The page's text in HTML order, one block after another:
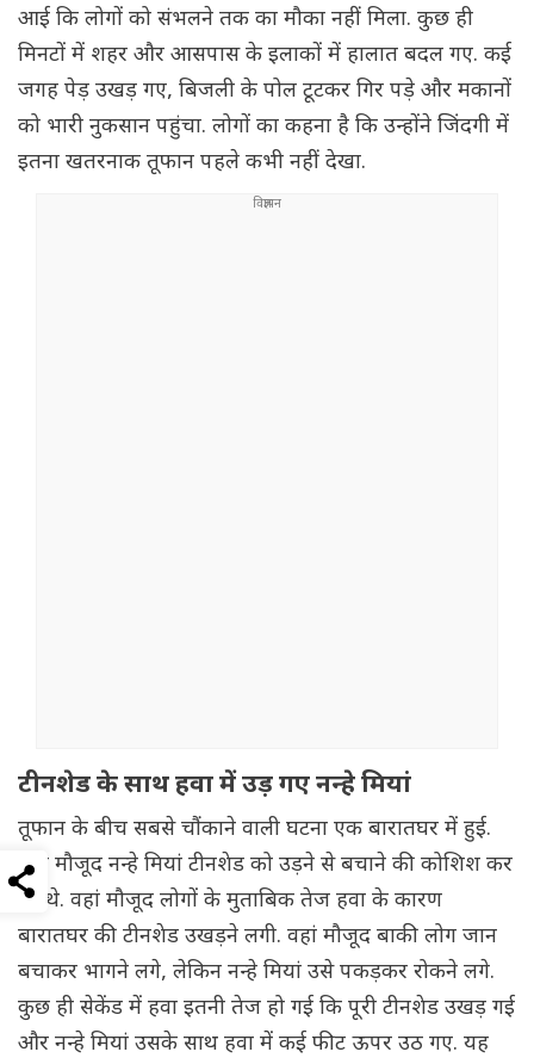
आई कि लोगों को संभलने तक का मौका नहीं मिला. कुछ ही
मिनटों में शहर और आसपास के इलाकों में हालात बदल गए. कई
जगह पेड़ उखड़ गए, बिजली के पोल टूटकर गिर पड़े और मकानों
को भारी नुकसान पहुंचा. लोगों का कहना है कि उन्होंने जिंदगी में
इतना खतरनाक तूफान पहले कभी नहीं देखा.
टीनशेड के साथ हवा में उड़ गए नन्हे मियां
तूफान के बीच सबसे चौंकाने वाली घटना एक बारातघर में हुई.
यहां मौजूद नन्हे मियां टीनशेड को उड़ने से बचाने की कोशिश कर
रहे थे. वहां मौजूद लोगों के मुताबिक तेज हवा के कारण
बारातघर की टीनशेड उखड़ने लगी. वहां मौजूद बाकी लोग जान
बचाकर भागने लगे, लेकिन नन्हे मियां उसे पकड़कर रोकने लगे.
कुछ ही सेकेंड में हवा इतनी तेज हो गई कि पूरी टीनशेड उखड़ गई
और नन्हे मियां उसके साथ हवा में कई फीट ऊपर उठ गए. यह